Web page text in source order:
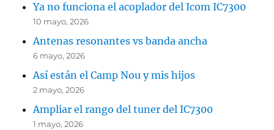
Ya no funciona el acoplador del Icom IC7300
10 mayo, 2026
Antenas resonantes vs banda ancha
6 mayo, 2026
Así están el Camp Nou y mis hijos
2 mayo, 2026
Ampliar el rango del tuner del IC7300
1 mayo, 2026